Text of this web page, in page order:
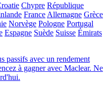
Chypre République
France Allemagne Grèce
Norvège Pologne Portugal
Espagne Suède Suisse Émirats
passifs avec un rendement
à gagner avec Maclear. Ne